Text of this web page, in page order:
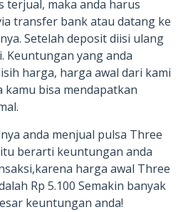
terjual, maka anda harus
transfer bank atau datang ke
Setelah deposit diisi ulang
Keuntungan yang anda
harga, harga awal dari kami
bisa mendapatkan
anda menjual pulsa Three
itu berarti keuntungan anda
harga awal Three
Rp 5.100 Semakin banyak
keuntungan anda!